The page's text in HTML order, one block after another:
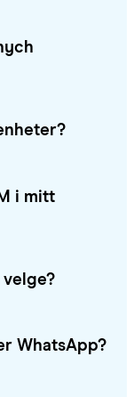
i mitt
WhatsApp?